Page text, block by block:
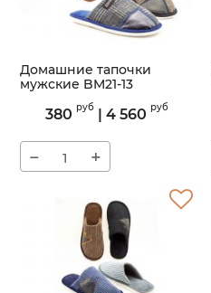
Домашние тапочки
мужские BM21-13
BM21-13
380 руб| 4 560 руб
− +